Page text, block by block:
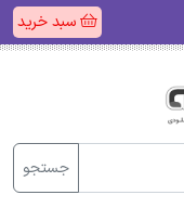
سبد خرید
جستجو